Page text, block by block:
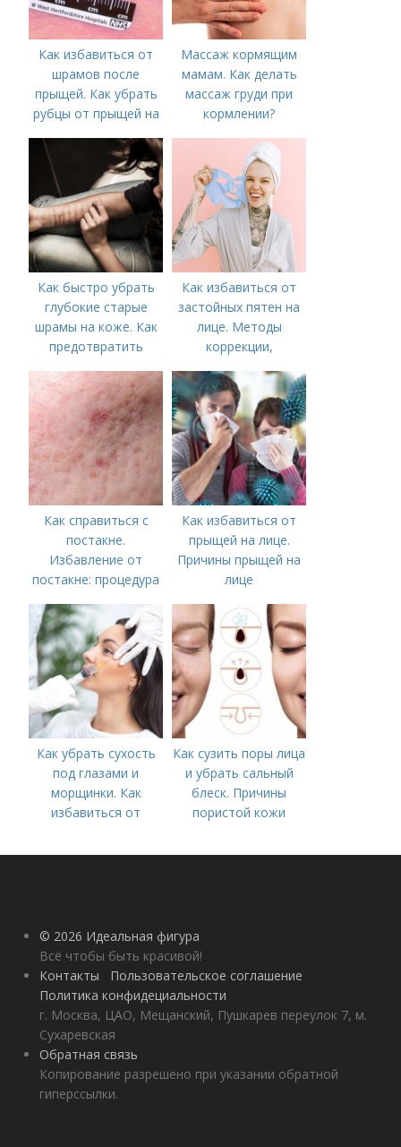
Как избавиться от
шрамов после
прыщей. Как убрать
рубцы от прыщей на
Массаж кормящим
мамам. Как делать
массаж груди при
кормлении?
Как быстро убрать
глубокие старые
шрамы на коже. Как
предотвратить
Как избавиться от
застойных пятен на
лице. Методы
коррекции,
акне и удаления
рубцов и шрамов
постакне
Как справиться с
постакне.
Избавление от
постакне: процедура
Как избавиться от
прыщей на лице.
Причины прыщей на
лице
Как убрать сухость
под глазами и
морщинки. Как
избавиться от
косметологические
Как сузить поры лица
и убрать сальный
блеск. Причины
пористой кожи
© 2026 Идеальная фигура
Всё чтобы быть красивой!
Контакты
Пользовательское соглашение
Политика конфидециальности
г. Москва, ЦАО, Мещанский, Пушкарев переулок 7, м.
Сухаревская
Обратная связь
Копирование разрешено при указании обратной
гиперссылки.